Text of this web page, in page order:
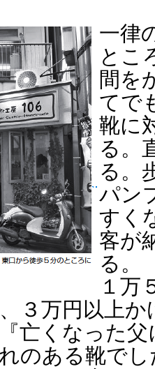
一律
とこ
間を
てで
靴に
る。
る。
パン
すく
客が
る。
１万
３万円以上
亡くなった
のある靴で